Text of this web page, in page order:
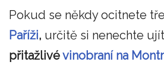
Pokud se někdy ocitnete
Paříži, určitě si nenechte ujít
přitažlivévinobraní na